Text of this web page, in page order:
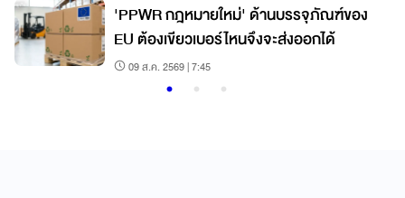
'PPWR กฎหมายใหม่' ด้านบรรจุภัณฑ์ของ
EU ต้องเขียวเบอร์ไหนจึงจะส่งออกได้
09 ส.ค. 2569 | 7:45